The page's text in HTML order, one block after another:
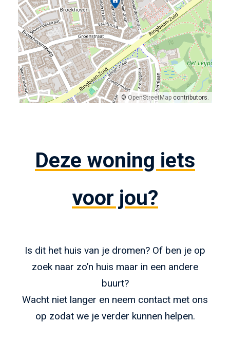
©OpenStreetMapcontributors.
Deze woning iets
voor jou?
Is dit het huis van je dromen? Of ben je op
zoek naar zo’n huis maar in een andere
buurt?
Wacht niet langer en neem contact met ons
op zodat we je verder kunnen helpen.